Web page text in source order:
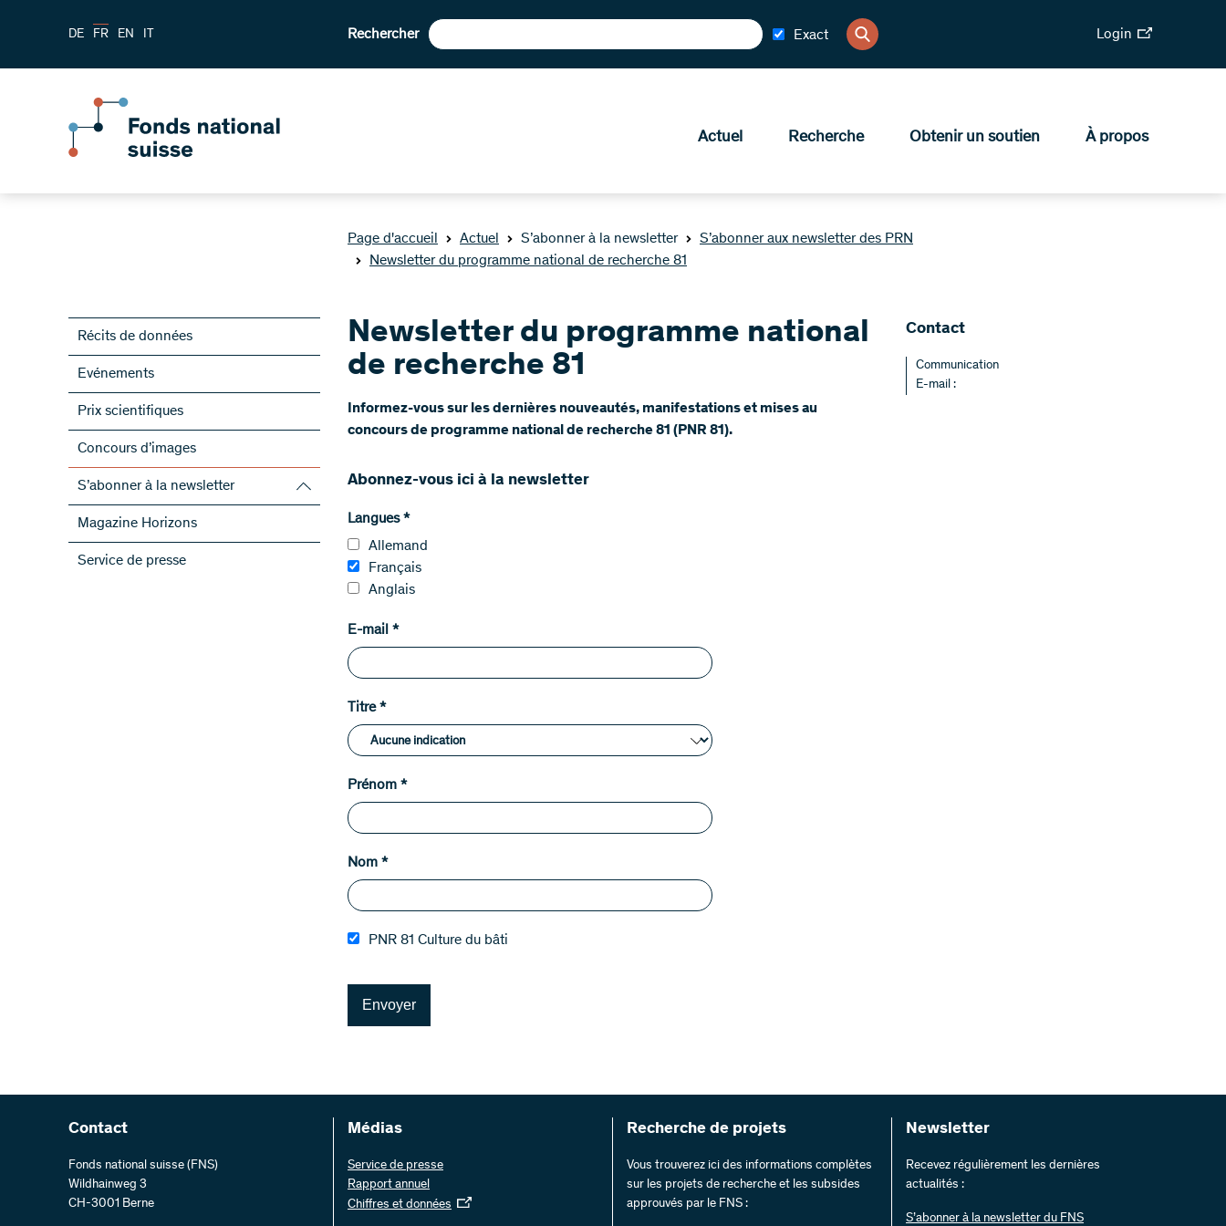
DE FR EN IT Rechercher Exact Login
Actuel Recherche Obtenir un soutien À propos
Page d'accueil Actuel S’abonner à la newsletter
S’abonner aux newsletter des PRN
Newsletter du programme national de recherche 81
Récits de données
Evénements
Prix scientifiques
Concours d’images
S’abonner à la newsletter
S’abonner à la newsletter du FNS
S’abonner aux newsletter des PRN
ScienceGeist
Magazine Horizons
Service de presse
Newsletter du programme national
de recherche 81
​Informez-vous sur les dernières nouveautés, manifestations et mises au
concours de programme national de recherche 81 (PNR 81).
Abonnez-vous ici à la newsletter
Langues*
Allemand
Français
Anglais
E-mail *
Titre*
Prénom *
Nom *
PNR 81 Culture du bâti
Envoyer
​Contact
Communication
E-mail :
Contact
Fonds national suisse (FNS)
Wildhainweg 3
CH-3001 Berne
Médias
Service de presse
Rapport annuel
Chiffres et données
Recherche de projets
Vous trouverez ici des informations complètes
sur les projets de recherche et les subsides
approuvés par le FNS :
Newsletter
Recevez régulièrement les dernières
actualités :
S’abonner à la newsletter du FNS